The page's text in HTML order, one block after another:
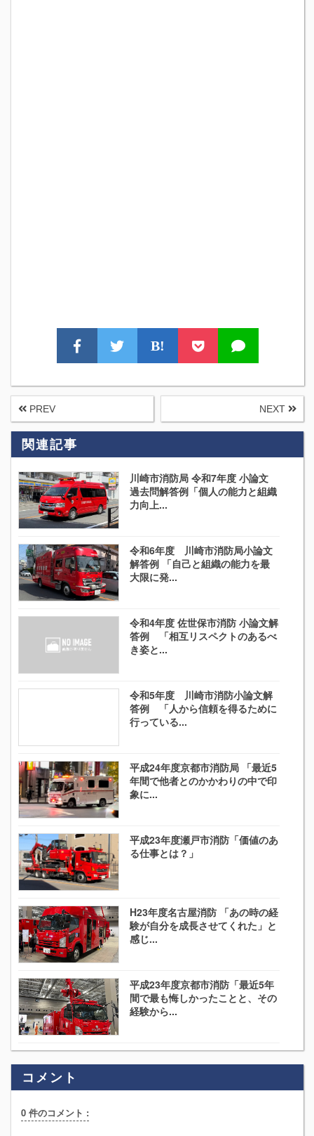
B!
PREV NEXT
関連記事
川崎市消防局 令和7年度 小論文
過去問解答例「個人の能力と組織
力向上...
令和6年度 川崎市消防局小論文
解答例 「自己と組織の能力を最
大限に発...
令和4年度 佐世保市消防 小論文解
答例 「相互リスペクトのあるべ
き姿と...
令和5年度 川崎市消防小論文解
答例 「人から信頼を得るために
行っている...
平成24年度京都市消防局 「最近5
年間で他者とのかかわりの中で印
象に...
平成23年度瀬戸市消防「価値のあ
る仕事とは？」
H23年度名古屋消防 「あの時の経
験が自分を成長させてくれた」と
感じ...
平成23年度京都市消防「最近5年
間で最も悔しかったことと、その
経験から...
コメント
0 件のコメント :